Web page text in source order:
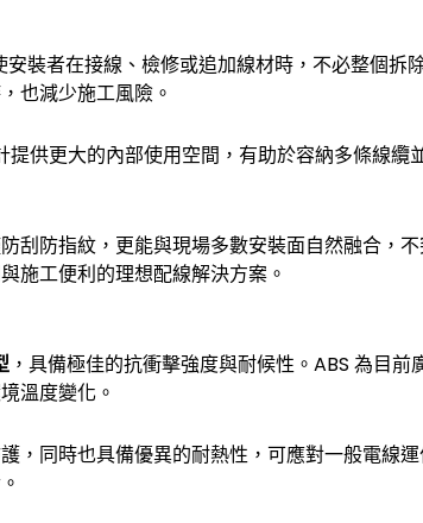
安裝者在接線、檢修或追加線材時，不必整個
也減少施工風險。
供更大的內部使用空間，有助於容納多條線
刮防指紋，更能與現場多數安裝面自然融合，
施工便利的理想配線解決方案。
，具備極佳的抗衝擊強度與耐候性。ABS 為目
溫度變化。
，同時也具備優異的耐熱性，可應對一般電線